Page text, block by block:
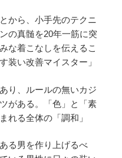
から、小手先のテクニ
の真髄を20年一筋に突
な着こなしを伝えるこ
装い改善マイスター」
り、ルールの無いカジ
がある。「色」と「素
れる全体の「調和」
る男を作り上げるべ